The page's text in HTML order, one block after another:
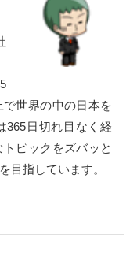
世界の中の日本を
365日切れ目なく経
ピックをズバッと
目指しています。